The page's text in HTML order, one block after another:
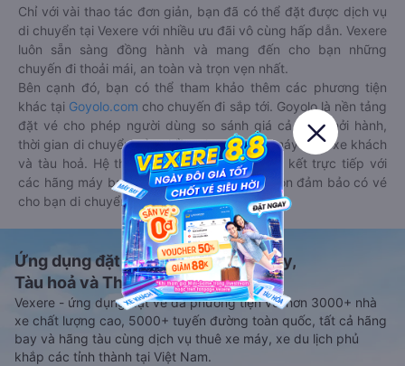
Chỉ với vài thao tác đơn giản, bạn đã có thể đặt được dịch vụ
di chuyển tại Vexere với nhiều ưu đãi vô cùng hấp dẫn. Vexere
luôn sẵn sàng đồng hành và mang đến cho bạn những
chuyến đi thoải mái, an toàn và trọn vẹn nhất.
Bên cạnh đó, bạn có thể tham khảo thêm các phương tiện
khác tại Goyolo.com cho chuyến đi sắp tới. Goyolo là nền tảng
đặt vé cho phép người dùng so sánh giá cả, giờ khởi hành,
thời gian di chuyển của nhiều phương tiện máy bay, xe khách
và tàu hoả. Hệ thống của Goyolo được liên kết trực tiếp với
các hãng máy bay, xe khách và tàu hoả, luôn đảm bảo có vé
cho bạn di chuyển.
Ứng dụng đặt vé Xe khách, Máy bay,
Tàu hoả và Thuê xe
Vexere - ứng dụng đặt vé đa phương tiện với hơn 3000+ nhà
xe chất lượng cao, 5000+ tuyến đường toàn quốc, tất cả hãng
bay và hãng tàu cùng dịch vụ thuê xe máy, xe du lịch phủ
khắp các tỉnh thành tại Việt Nam.